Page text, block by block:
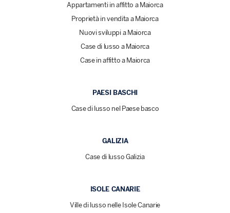
Appartamenti in affitto a Maiorca
Proprietà in vendita a Maiorca
Nuovi sviluppi a Maiorca
Case di lusso a Maiorca
Case in affitto a Maiorca
PAESI BASCHI
Case di lusso nel Paese basco
GALIZIA
Case di lusso Galizia
ISOLE CANARIE
Ville di lusso nelle Isole Canarie